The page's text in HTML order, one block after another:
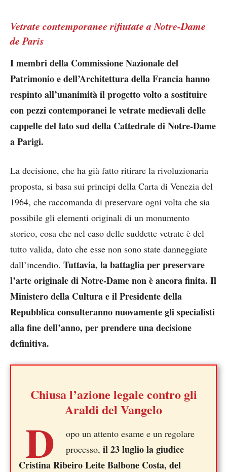
Vetrate contemporanee rifiutate a Notre-Dame
de Paris
I membri della Commissione Nazionale del
Patrimonio e dell’Architettura della Francia hanno
respinto all’unanimità il progetto volto a sostituire
con pezzi contemporanei le vetrate medievali delle
cappelle del lato sud della Cattedrale di Notre-Dame
a Parigi.
La decisione, che ha già fatto ritirare la rivoluzionaria
proposta, si basa sui principi della Carta di Venezia del
1964, che raccomanda di preservare ogni volta che sia
possibile gli elementi originali di un monumento
storico, cosa che nel caso delle suddette vetrate è del
tutto valida, dato che esse non sono state danneggiate
dall’incendio. Tuttavia, la battaglia per preservare
l’arte originale di Notre-Dame non è ancora finita. Il
Ministero della Cultura e il Presidente della
Repubblica consulteranno nuovamente gli specialisti
alla fine dell’anno, per prendere una decisione
definitiva.
Chiusa l’azione legale contro gli
Araldi del Vangelo
D
opo un attento esame e un regolare
processo, il 23 luglio la giudice
Cristina Ribeiro Leite Balbone Costa, del